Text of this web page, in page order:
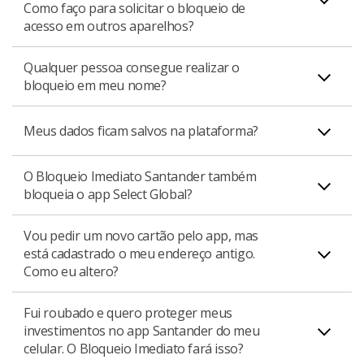
poraquiimediatamente.
confirma a identidade do dono da conta e cartão ao
solicitar o bloqueio. Além disso nenhum dado fica salvo
na plataforma.
Como faço para solicitar o bloqueio de
acesso em outros aparelhos?
Ao acessar o Bloqueio Imediato deverá aparecer todos
os aparelhos vinculados à sua conta, dessa forma você
poderá selecionar qual dispositivo deseja realizar o
bloqueio. Caso não apareça o aparelho que deseja
bloquear recomendamos que entre em contato com a
nossa Central de Atendimento.
Qualquer pessoa consegue realizar o
bloqueio em meu nome?
Não. A plataforma conta com camadas de autenticação
solicitando o bloqueio. Apenas o dono da conta e cartão
conseguem solicitar o bloqueio.
Meus dados ficam salvos na plataforma?
Não. Nenhum dado é salvo na plataforma.
O Bloqueio Imediato Santander também
bloqueia o app Select Global?
Não. Para solicitar o bloqueio do aplicativo Select Global
é necessário entrar em contato com a Central de
Atendimento.
Vou pedir um novo cartão pelo app, mas
está cadastrado o meu endereço antigo.
Como eu altero?
Você pode adicionar um novo endereço em: App
Santander ou Way > Menu > Configurações > Alterar
dados cadastrais.
Fui roubado e quero proteger meus
investimentos no app Santander do meu
celular. O Bloqueio Imediato fará isso?